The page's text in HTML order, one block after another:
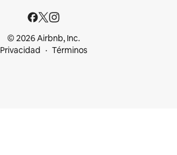
© 2026 Airbnb, Inc.
Privacidad
Términos